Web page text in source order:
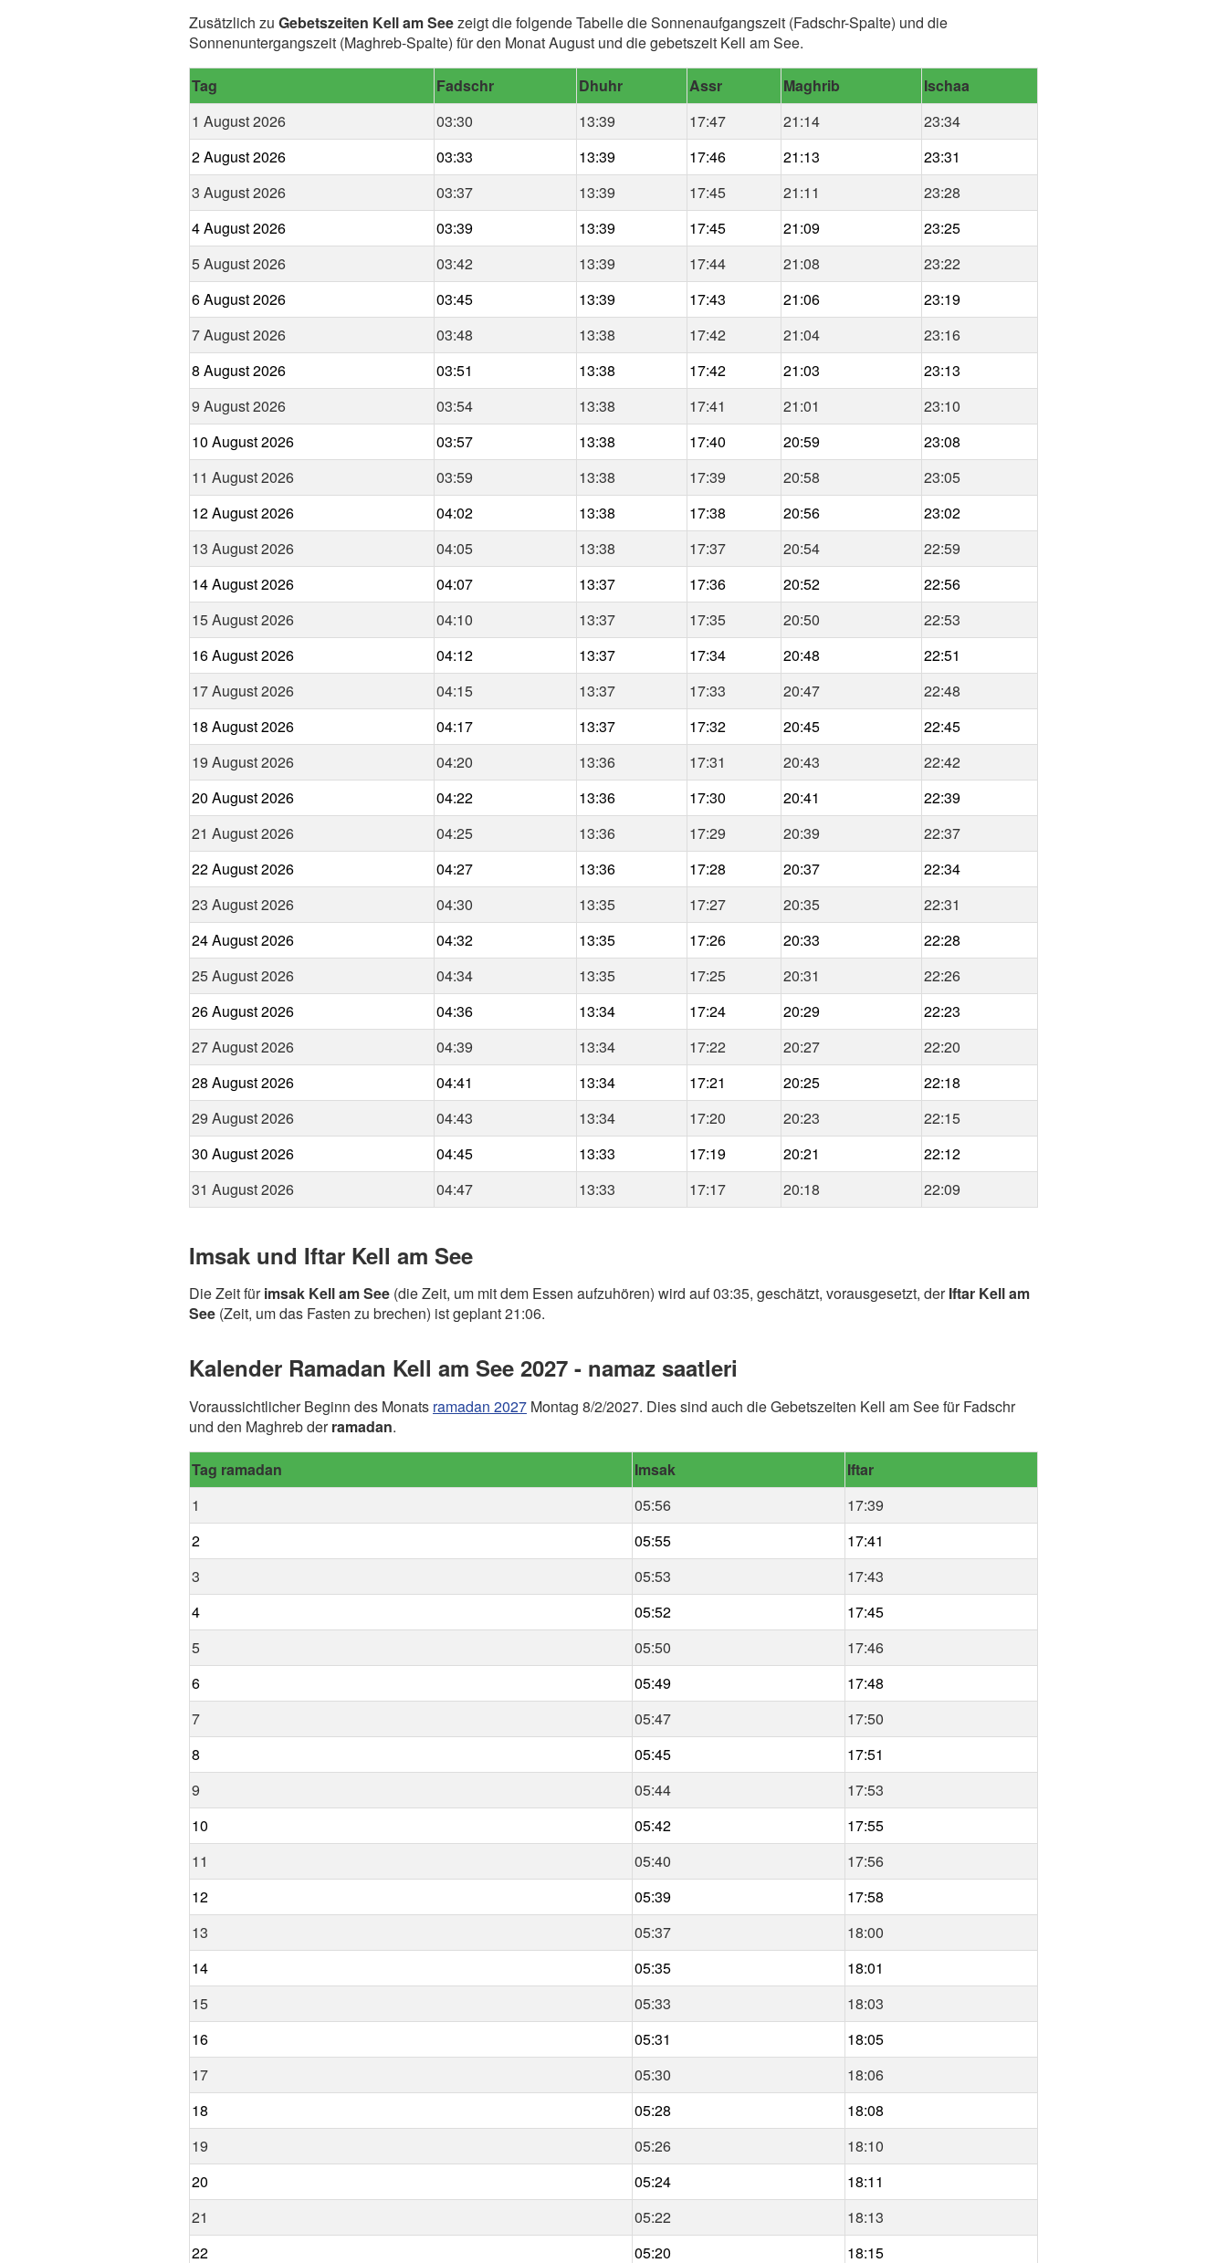
Zusätzlich zu Gebetszeiten Kell am Seezeigt die folgende Tabelle die Sonnenaufgangszeit (Fadschr-Spalte) und die
Sonnenuntergangszeit (Maghreb-Spalte) für den Monat August und die gebetszeit Kell am See.
Tag Fadschr Dhuhr Assr Maghrib
Ischaa
1 August 2026
03:30 13:39 17:47 21:14
23:34
2 August 2026
03:33 13:39 17:46 21:13
23:31
3 August 2026
03:37 13:39 17:45 21:11
23:28
4 August 2026
03:39 13:39 17:45 21:09
23:25
5 August 2026
03:42 13:39 17:44 21:08
23:22
6 August 2026
03:45 13:39 17:43 21:06
23:19
7 August 2026
03:48 13:38 17:42 21:04
23:16
8 August 2026
03:51 13:38 17:42 21:03
23:13
9 August 2026
03:54 13:38 17:41 21:01
23:10
10 August 2026
03:57 13:38 17:40 20:59
23:08
11 August 2026
03:59 13:38 17:39 20:58
23:05
12 August 2026
04:02 13:38 17:38 20:56
23:02
13 August 2026
04:05 13:38 17:37 20:54
22:59
14 August 2026
04:07 13:37 17:36 20:52
22:56
15 August 2026
04:10 13:37 17:35 20:50
22:53
16 August 2026
04:12 13:37 17:34 20:48
22:51
17 August 2026
04:15 13:37 17:33 20:47
22:48
18 August 2026
04:17 13:37 17:32 20:45
22:45
19 August 2026
04:20 13:36 17:31 20:43
22:42
20 August 2026
04:22 13:36 17:30 20:41
22:39
21 August 2026
04:25 13:36 17:29 20:39
22:37
22 August 2026
04:27 13:36 17:28 20:37
22:34
23 August 2026
04:30 13:35 17:27 20:35
22:31
24 August 2026
04:32 13:35 17:26 20:33
22:28
25 August 2026
04:34 13:35 17:25 20:31
22:26
26 August 2026
04:36 13:34 17:24 20:29
22:23
27 August 2026
04:39 13:34 17:22 20:27
22:20
28 August 2026
04:41 13:34 17:21 20:25
22:18
29 August 2026
04:43 13:34 17:20 20:23
22:15
30 August 2026
04:45 13:33 17:19 20:21
22:12
31 August 2026
04:47 13:33 17:17 20:18 22:09
Imsak und Iftar Kell am See
Die Zeit fürimsak Kell am See (die Zeit, um mit dem Essen aufzuhören) wird auf 03:35, geschätzt, vorausgesetzt, derIftar Kell am
See (Zeit, um das Fasten zu brechen) ist geplant 21:06.
Kalender Ramadan Kell am See 2027 - namaz saatleri
Voraussichtlicher Beginn des Monats ramadan 2027 Montag 8/2/2027. Dies sind auch die Gebetszeiten Kell am See für Fadschr
und den Maghreb derramadan.
Tag ramadan Imsak
Iftar
1
05:56
17:39
2
05:55
17:41
3
05:53
17:43
4
05:52
17:45
5
05:50
17:46
6
05:49
17:48
7
05:47
17:50
8
05:45
17:51
9
05:44
17:53
10
05:42
17:55
11
05:40
17:56
12
05:39
17:58
13
05:37
18:00
14
05:35
18:01
15
05:33
18:03
16
05:31
18:05
17
05:30
18:06
18
05:28
18:08
19
05:26
18:10
20
05:24
18:11
21
05:22
18:13
22
05:20 18:15